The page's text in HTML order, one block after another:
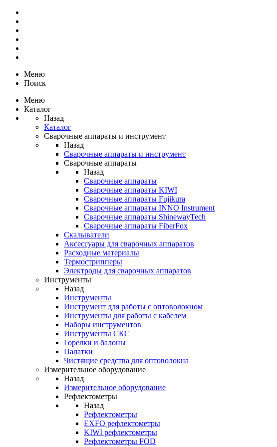
Меню
Поиск
Меню
Каталог
Назад
Каталог
Сварочные аппараты и инструмент
Назад
Сварочные аппараты и инструмент
Сварочные аппараты
Назад
Сварочные аппараты
Сварочные аппараты KIWI
Сварочные аппараты Fujikura
Сварочные аппараты INNO Instrument
Сварочные аппараты ShinewayTech
Cварочные аппараты FiberFox
Скалыватели
Аксессуары для сварочных аппаратов
Расходные материалы
Термострипперы
Электроды для сварочных аппаратов
Инструменты
Назад
Инструменты
Инструмент для работы с оптоволокном
Инструменты для работы с кабелем
Наборы инструментов
Инструменты СКС
Горелки и балоны
Палатки
Чистящие средства для оптоволокна
Измерительное оборудование
Назад
Измерительное оборудование
Рефлектометры
Назад
Рефлектометры
EXFO рефлектометры
KIWI рефлектометры
Рефлектометры FOD